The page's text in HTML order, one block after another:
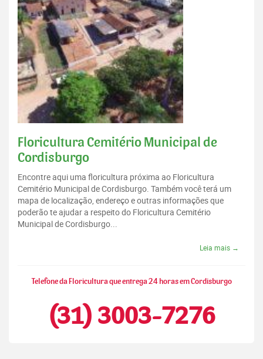
Floricultura Cemitério Municipal de
Cordisburgo
Encontre aqui uma floricultura próxima ao Floricultura
Cemitério Municipal de Cordisburgo. Também você terá um
mapa de localização, endereço e outras informações que
poderão te ajudar a respeito do Floricultura Cemitério
Municipal de Cordisburgo...
Leia mais →
Telefone da Floricultura que entrega 24 horas em Cordisburgo
(31) 3003-7276